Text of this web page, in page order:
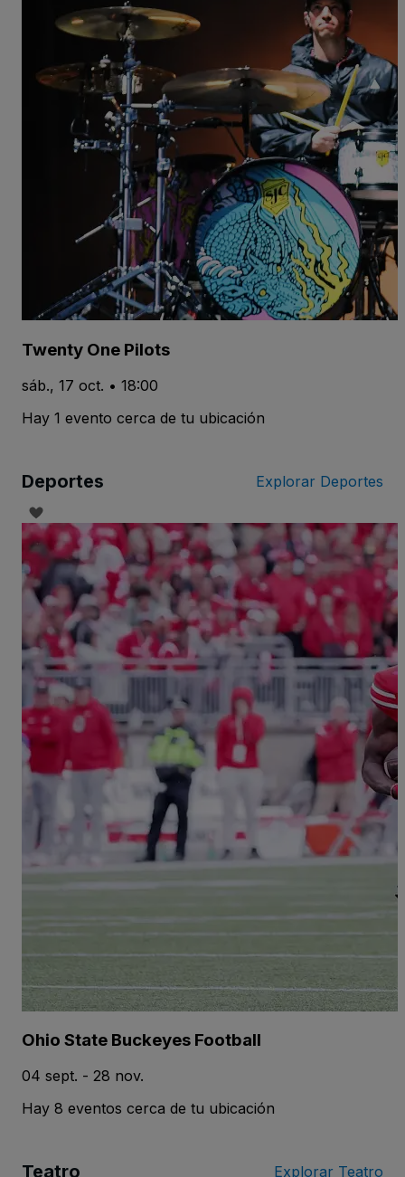
Twenty One Pilots
sáb., 17 oct. • 18:00
Hay 1 evento cerca de tu ubicación
Deportes Explorar Deportes
Ohio State Buckeyes Football
04 sept. - 28 nov.
Hay 8 eventos cerca de tu ubicación
Teatro Explorar Teatro